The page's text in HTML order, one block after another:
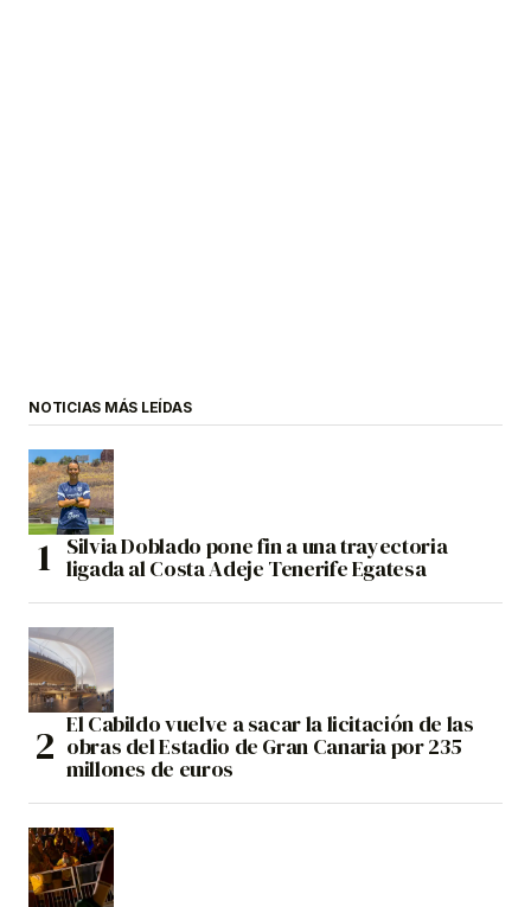
NOTICIAS MÁS LEÍDAS
Silvia Doblado pone fin a una trayectoria
ligada al Costa Adeje Tenerife Egatesa
El Cabildo vuelve a sacar la licitación de las
obras del Estadio de Gran Canaria por 235
millones de euros